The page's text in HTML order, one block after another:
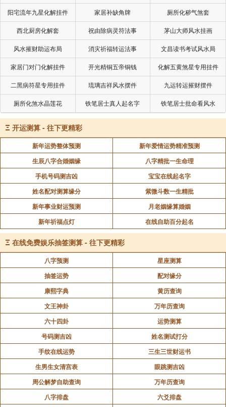
叫老千)。
“常轻三宝”：因为尽信邪法，所以就不信正法。说什
么呢?邪法说：“你何必信佛?你就是佛，只要你给我六
十五块钱，就可以了。”六十五块钱就可以买一个佛做，
像这样的都是邪法、邪道，佛怎么可以用钱买来做的?
你可以做佛，但不是说用钱买佛来做。你用钱去做功
德，功德做得够了，才能成佛的。你做功德，还要修
道，还要参禅、打坐;你不修道，还是不可以的。好像释
迦牟尼佛他要是可以买佛做的话，他也不必去雪山坐了
六年，然后在菩提树下夜睹明星而悟道。他在作太子
时，有很多钱，就可以随便买一个佛来做，但佛不是人
可以用钱买的。轻三宝就是看不起三宝，见着和尚，见
着出家人，他就毁谤、破坏。好像广东人，见着比丘、
比丘尼最讨厌了。这就是常轻三宝。
“是时圣女”：在这个时候，婆罗门女就“广设方便”：广
设就是设了很多种方便。方便是对于约略能相信法的
人，就对他讲方便，权巧方便。“劝诱其母”：劝是用好
话相劝，诱是诱导，以利诱之。好像小孩子欢喜吃糖，
你就对他说：“我有一块糖，跟着我走，就给你糖
吃。”这就叫诱。那么这一个婆罗门女对她母亲也是
说：“你跟着我学佛法，这佛法是最好的，是第一
的。”但是她的母亲也都不相信。劝诱其母“令生正见”：
令她的母亲，生出正知正见来。“而此女母”：而这个婆
罗门女的母亲，“未全生信”：就是也信一点点，不是完
全，将信将疑的。如你说的好像有点道理，但是我想又
不完全是，是信、疑各一半一半。好像我的皈依弟子，
对于师父所说的话，有的信一半，不完全信，或者是说
这个道理不知道是不是这样子，这就叫将信将疑，即未
阳宅流年九星化解挂件 家居补缺角牌 厕所化秽气煞套
西北厨房化解套 祝由除病灵符法事 茅山大师风水挂画
风水摧财助运布局 消灾祈福转运法事 文昌读书考试风水局
家居门对门化解挂件 开光精铜五帝铜钱 化解五黄煞星专用挂件
二黑病符星专用挂件 琉璃吉祥风水摆件 九运转运摧财摆件
厕所化煞水晶莲花 铁笔居士真人起名字 铁笔居士批命看风水
Ξ 开运测算 - 往下更精彩
新年运势整体预测
新年爱情运势精准预测
生辰八字合婚姻缘
八字精批一生命理
手机号码测吉凶
宝宝在线起名字
姓名配对测算缘分
紫微斗数一生精批
新年事业财运预测
月老姻缘算婚姻
新年祈福点灯
在线自助百分起名
Ξ 在线免费娱乐抽签测算 - 往下更精彩
八字预测
星座测算
抽签运势
配对缘分
康熙字典
黄历查询
文王神卦
万年历查询
六十四卦
运势测算
号码测吉凶
姓名测试打分
手纹在线运势
三生三世财运书
生男生女清宫表
眼跳测吉凶
周公解梦自助查询
万年历查询
八字排盘
六爻排盘